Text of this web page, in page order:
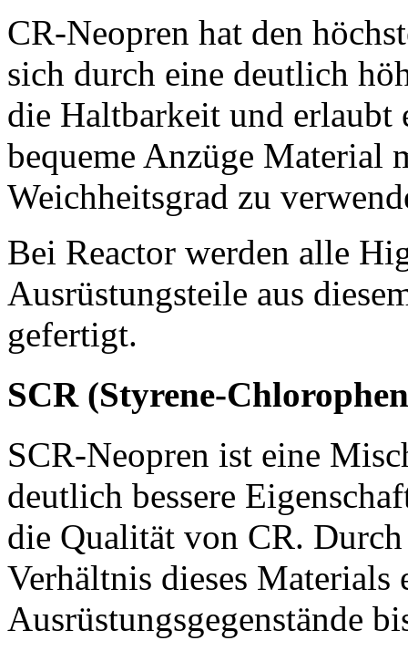
CR-Neopren hat den
sich durch eine deutlich
die Haltbarkeit und erlaubt
bequeme Anzüge Material
Weichheitsgrad zu
Bei Reactor werden alle
Ausrüstungsteile aus
gefertigt.
SCR (Styrene-
SCR-Neopren ist eine
deutlich bessere
die Qualität von CR.
Verhältnis dieses
Ausrüstungsgegenstände